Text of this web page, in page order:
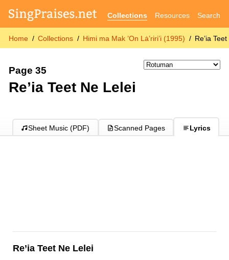
Collections Resources Search
Home Collections Himi ma Mak ’On Lȧ’riri’i (1995) Re’ia
Page 35
Re’ia Teet Ne Lelei
Sheet Music (PDF) Scanned Pages Lyrics
Re’ia Teet Ne Lelei